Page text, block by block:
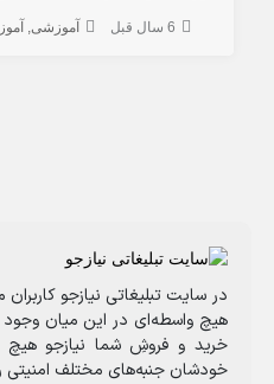
6 سال قبل آموزشی
در سایت تبلیغاتی نیازجو
هیچ واسطه‌ای در این میان
خرید و فروشِ شما نیازجو هیچ
خودشان جنبه‌های مختلف امنیتی